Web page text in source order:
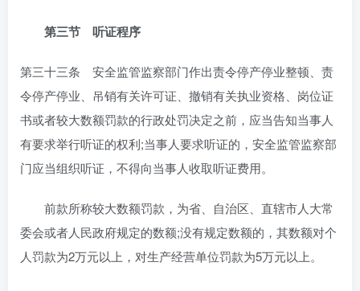
第三节 听证程序
第三十三条 安全监管监察部门作出责令停产停业整顿、责
令停产停业、吊销有关许可证、撤销有关执业资格、岗位证
书或者较大数额罚款的行政处罚决定之前，应当告知当事人
有要求举行听证的权利;当事人要求听证的，安全监管监察部
门应当组织听证，不得向当事人收取听证费用。
前款所称较大数额罚款，为省、自治区、直辖市人大常
委会或者人民政府规定的数额;没有规定数额的，其数额对个
人罚款为2万元以上，对生产经营单位罚款为5万元以上。